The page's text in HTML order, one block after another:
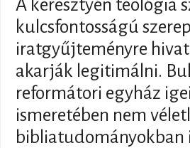
A keresztyén teológia
kulcsfontosságú
iratgyűjteményre
akarják legitimálni.
reformátori egyház
ismeretében nem
bibliatudományokban